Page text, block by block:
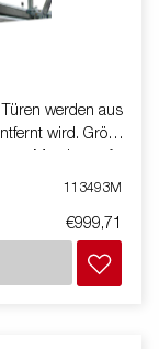
werden aus
wird. Größe
Montiert auf
113493M
€999,71